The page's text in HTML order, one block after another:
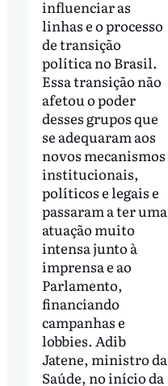
influenciar as
linhas e o processo
de transição
política no Brasil.
Essa transição não
afetou o poder
desses grupos que
se adequaram aos
novos mecanismos
institucionais,
políticos e legais e
passaram a ter uma
atuação muito
intensa junto à
imprensa e ao
Parlamento,
financiando
campanhas e
lobbies. Adib
Jatene, ministro da
Saúde, no início da